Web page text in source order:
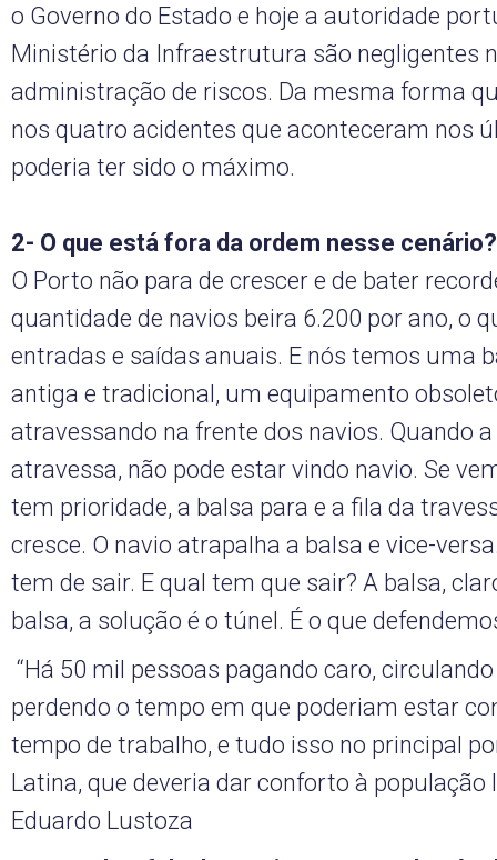
o Governo do Estado e hoje a autoridade
Ministério da Infraestrutura são negligentes
administração de riscos. Da mesma forma
nos quatro acidentes que aconteceram nos
poderia ter sido o máximo.
2- O que está fora da ordem nesse cenário?
O Porto não para de crescer e de bater
quantidade de navios beira 6.200 por ano, o
entradas e saídas anuais. E nós temos uma
antiga e tradicional, um equipamento
atravessando na frente dos navios. Quando
atravessa, não pode estar vindo navio. Se
tem prioridade, a balsa para e a fila da
cresce. O navio atrapalha a balsa e vice-
tem de sair. E qual tem que sair? A balsa,
balsa, a solução é o túnel. É o que
“Há 50 mil pessoas pagando caro,
perdendo o tempo em que poderiam estar
tempo de trabalho, e tudo isso no principal
Latina, que deveria dar conforto à população
Eduardo Lustoza